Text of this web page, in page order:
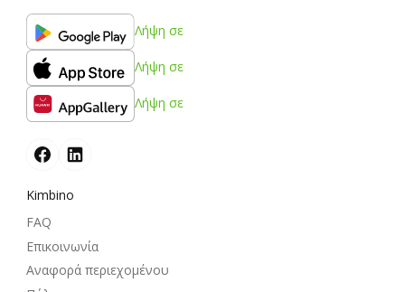
Λήψη σε
Λήψη σε
Λήψη σε
Kimbino
FAQ
Επικοινωνία
Αναφορά περιεχομένου